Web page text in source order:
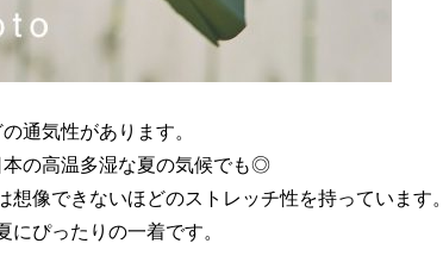
通気性があります。
の高温多湿な夏の気候でも◎
像できないほどのストレッチ性を持っています。
ぴったりの一着です。